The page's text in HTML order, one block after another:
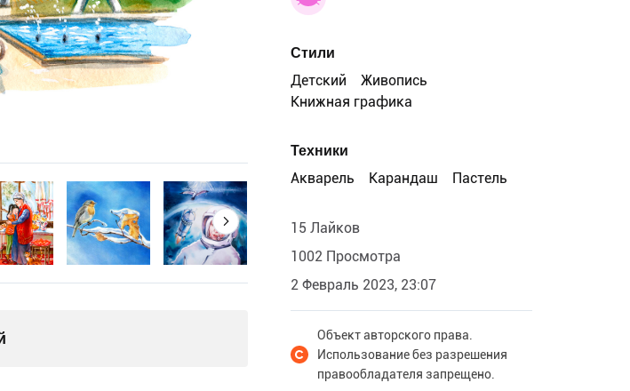
Стили
Детский
Живопись
Книжная графика
Техники
Акварель
Карандаш Пастель
15 Лайков
1002 Просмотра
2 Февраль 2023, 23:07
Объект авторского права.
Использование без разрешения
правообладателя запрещено.